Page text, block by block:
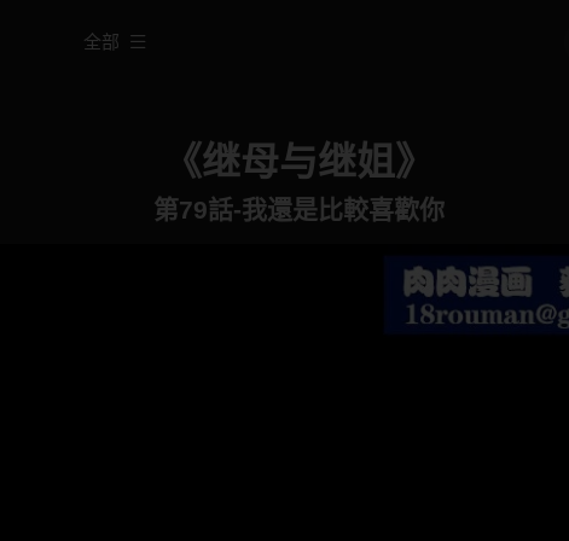
全部
《继母与继姐》
第79話-我還是比較喜歡你